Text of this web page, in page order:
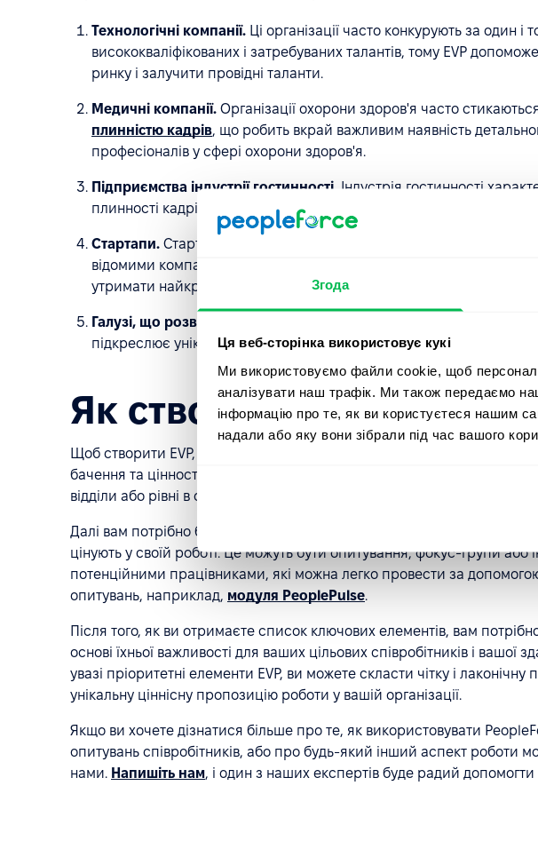
Згода
Ця веб-сторінка використовує кукі
Ми використовуємо файли cookie, щоб
аналізувати наш трафік. Ми також передаємо
інформацію про те, як ви користуєтеся нашим
надали або яку вони зібрали під час вашого
Технологічні компанії. Ці організації часто конкурують за один і
висококваліфікованих і затребуваних талантів, тому EVP
ринку і залучити провідні таланти.
Медичні компанії. Організації охорони здоров'я часто
плинністю кадрів, що робить вкрай важливим наявність
професіоналів у сфері охорони здоров'я.
Підприємства індустрії гостинності. Індустрія гостинності
плинності кадрів. EVP допоможе утримати ваших співробітників
Стартапи. Стартапи часто мають обмежені ресурси і повинні
відомими компаніями за таланти. Таким чином, EVP може
утримати найкращих фахівців.
Галузі, що розвиваються.
підкреслює унікальні можливості та переваги роботи в новій,
Як створити EVP?
Щоб створити EVP, вам спочатку потрібно визначити культуру вашої
бачення та цінності. Вам також потрібно визначити цільову
відділи або рівні в організації.
Далі вам потрібно буде провести дослідження, щоб зрозуміти, що
цінують у своїй роботі. Це можуть бути опитування, фокус-групи або
потенційними працівниками, які можна легко провести за
опитувань, наприклад, модуля PeoplePulse.
Після того, як ви отримаєте список ключових елементів, вам
основі їхньої важливості для ваших цільових співробітників і вашої
увазі пріоритетні елементи EVP, ви можете скласти чітку і
унікальну ціннісну пропозицію роботи у вашій організації.
Якщо ви хочете дізнатися більше про те, як використовувати
опитувань співробітників, або про будь-який інший аспект роботи
нами. Напишіть нам, і один з наших експертів буде радий допомогти